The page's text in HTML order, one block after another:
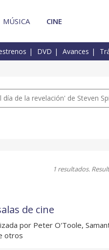
MÚSICA CINE
DVD Avances
de la revelación' de Steven
1 resultados.
de cine
por Peter O'Toole,
otros